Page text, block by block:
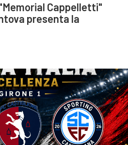
Cappelletti"
presenta la